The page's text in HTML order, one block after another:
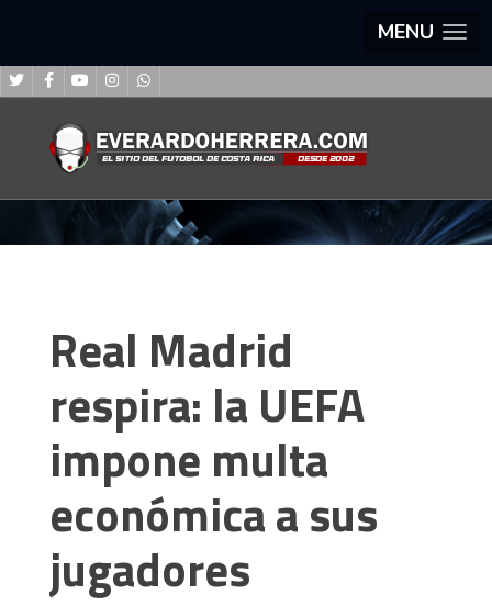
MENU
Real Madrid
respira: la UEFA
impone multa
económica a sus
jugadores